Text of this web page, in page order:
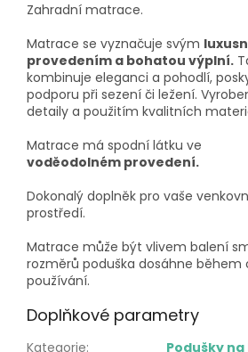
Zahradní matrace.
Matrace se vyznačuje svým
provedením a bohatou výplní.
kombinuje eleganci a pohodlí,
podporu při sezení či ležení.
detaily a použitím kvalitních
Matrace má spodní látku ve
voděodolném provedení.
Dokonalý doplněk pro vaše
prostředí.
Matrace může být vlivem balení
rozměrů poduška dosáhne během
používání.
Doplňkové parametry
Kategorie:
Podušky